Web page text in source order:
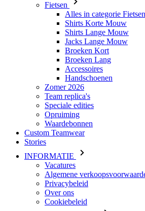
Fietsen
Alles in categorie Fietsen
Shirts Korte Mouw
Shirts Lange Mouw
Jacks Lange Mouw
Broeken Kort
Broeken Lang
Accessoires
Handschoenen
Zomer 2026
Team replica's
Speciale edities
Opruiming
Waardebonnen
Custom Teamwear
Stories
INFORMATIE
Vacatures
Algemene
Privacybeleid
Over ons
Cookiebeleid